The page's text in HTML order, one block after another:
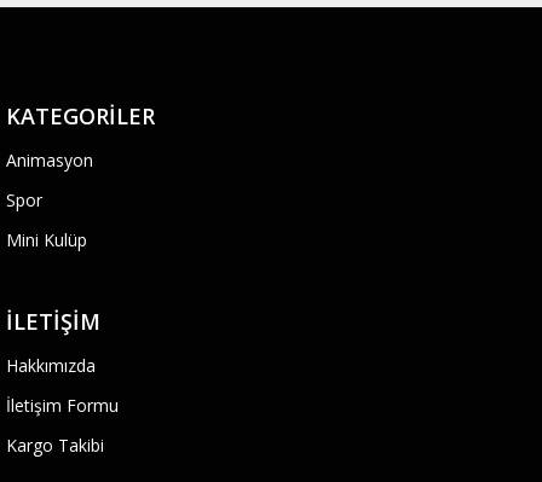
KATEGORILER
Animasyon
Spor
Mini Kulüp
İLETIŞIM
Hakkımızda
İletişim Formu
Kargo Takibi